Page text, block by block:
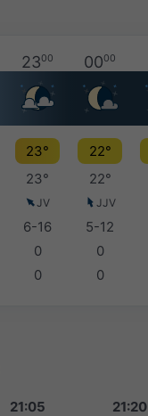
2300 0000
23° 22°
23° 22°
JV JJV
6-16 5-12
0 0
0 0
21:05 21:20